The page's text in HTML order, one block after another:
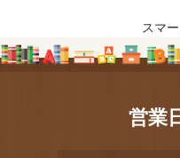
スマ
営業